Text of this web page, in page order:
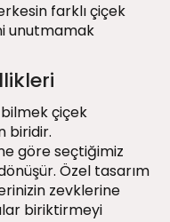
farklı çiçek
unutmamak
çiçek
biridir.
göre seçtiğimiz
Özel tasarım
zevklerine
biriktirmeyi